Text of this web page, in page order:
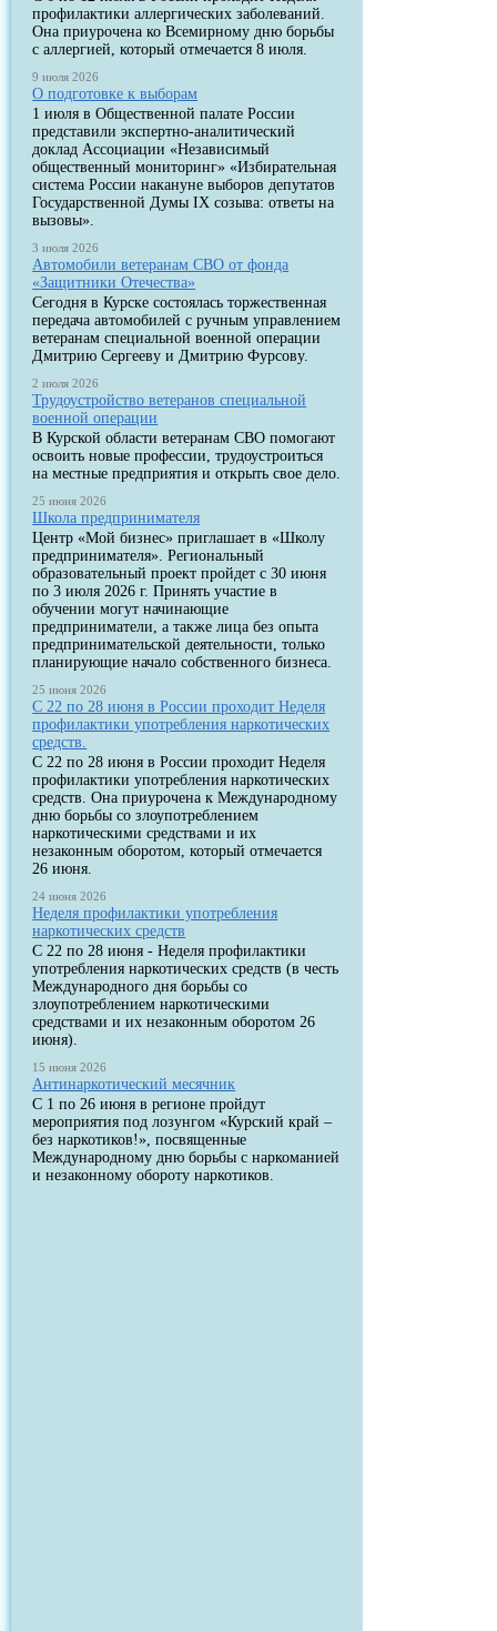
профилактики аллергических заболеваний.
Она приурочена ко Всемирному дню борьбы
с аллергией, который отмечается 8 июля.
9 июля 2026
О подготовке к выборам
1 июля в Общественной палате России
представили экспертно-аналитический
доклад Ассоциации «Независимый
общественный мониторинг» «Избирательная
система России накануне выборов депутатов
Государственной Думы IX созыва: ответы на
вызовы».
3 июля 2026
Автомобили ветеранам СВО от фонда
«Защитники Отечества»
Сегодня в Курске состоялась торжественная
передача автомобилей с ручным управлением
ветеранам специальной военной операции
Дмитрию Сергееву и Дмитрию Фурсову.
2 июля 2026
Трудоустройство ветеранов специальной
военной операции
В Курской области ветеранам СВО помогают
освоить новые профессии, трудоустроиться
на местные предприятия и открыть свое дело.
25 июня 2026
Школа предпринимателя
Центр «Мой бизнес» приглашает в «Школу
предпринимателя». Региональный
образовательный проект пройдет с 30 июня
по 3 июля 2026 г. Принять участие в
обучении могут начинающие
предприниматели, а также лица без опыта
предпринимательской деятельности, только
планирующие начало собственного бизнеса.
25 июня 2026
С 22 по 28 июня в России проходит Неделя
профилактики употребления наркотических
средств.
С 22 по 28 июня в России проходит Неделя
профилактики употребления наркотических
средств. Она приурочена к Международному
дню борьбы со злоупотреблением
наркотическими средствами и их
незаконным оборотом, который отмечается
26 июня.
24 июня 2026
Неделя профилактики употребления
наркотических средств
С 22 по 28 июня - Неделя профилактики
употребления наркотических средств (в честь
Международного дня борьбы со
злоупотреблением наркотическими
средствами и их незаконным оборотом 26
июня).
15 июня 2026
Антинаркотический месячник
С 1 по 26 июня в регионе пройдут
мероприятия под лозунгом «Курский край –
без наркотиков!», посвященные
Международному дню борьбы с наркоманией
и незаконному обороту наркотиков.